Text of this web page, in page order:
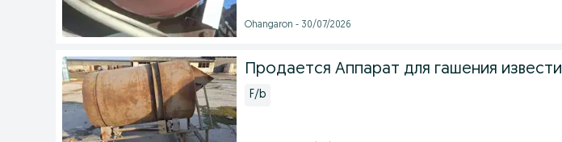
Ohangaron - 30/07/2026
Продается Аппарат для гашения извести
F/b